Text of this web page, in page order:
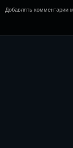
Добавлять комментарии